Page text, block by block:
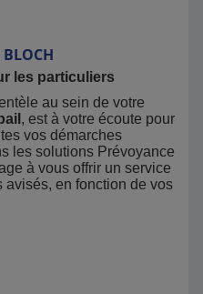
BLOCH
les particuliers
au sein de votre
, est à votre écoute pour
vos démarches
les solutions Prévoyance
à vous offrir un service
en fonction de vos